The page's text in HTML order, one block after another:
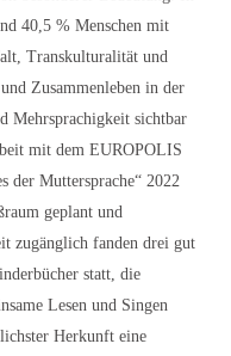
40,5 % Menschen mit
Transkulturalität und
Zusammenleben in der
Mehrsprachigkeit sichtbar
mit dem EUROPOLIS
der Muttersprache“ 2022
geplant und
zugänglich fanden drei gut
statt, die
Lesen und Singen
Herkunft eine